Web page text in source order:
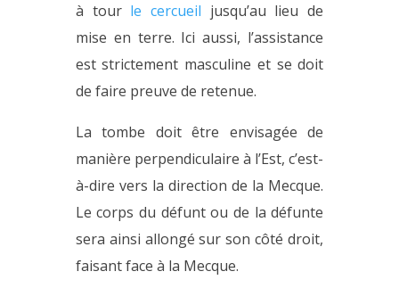
à tour le cercueil jusqu’au lieu de
mise en terre. Ici aussi, l’assistance
est strictement masculine et se doit
de faire preuve de retenue.
La tombe doit être envisagée de
manière perpendiculaire à l’Est, c’est-
à-dire vers la direction de la Mecque.
Le corps du défunt ou de la défunte
sera ainsi allongé sur son côté droit,
faisant face à la Mecque.